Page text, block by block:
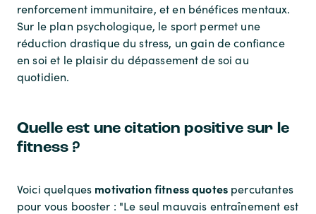
renforcement immunitaire, et en bénéfices mentaux.
Sur le plan psychologique, le sport permet une
réduction drastique du stress, un gain de confiance
en soi et le plaisir du dépassement de soi au
quotidien.
Quelle est une citation positive sur le
fitness ?
Voici quelques motivation fitness quotes percutantes
pour vous booster : "Le seul mauvais entraînement est